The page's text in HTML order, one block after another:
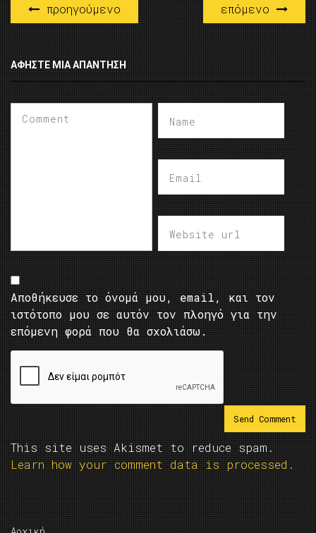
προηγούμενο επόμενο
ΑΦΉΣΤΕ ΜΙΑ ΑΠΆΝΤΗΣΗ
Αποθήκευσε το όνομά μου, email, και τον
ιστότοπο μου σε αυτόν τον πλοηγό για την
επόμενη φορά που θα σχολιάσω.
This site uses Akismet to reduce spam.
Learn how your comment data is processed.